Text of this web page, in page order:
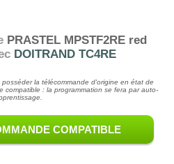
PRASTEL MPSTF2RE red
DOITRAND TC4RE
la télécommande d'origine en état de
compatible : la programmation se fera par auto-
COMPATIBLE